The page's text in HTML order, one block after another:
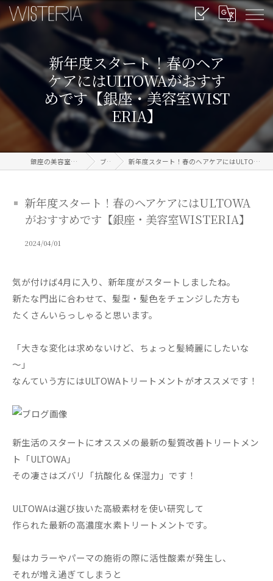
新年度スタート！春のヘア
ケアにはULTOWAがおすす
めです【銀座・美容室WIST
ERIA】
銀座の美容室なら信頼のWISTERIA ブログ 新年度スタート！春のヘアケアにはULTOWAがおすすめです【銀座・美容室WISTERIA】
新年度スタート！春のヘアケアにはULTOWA
がおすすめです【銀座・美容室WISTERIA】
2024/04/01
気が付けば4月に入り、新年度がスタートしましたね。
新たな門出に合わせて、髪型・髪色をチェンジした方も
たくさんいらっしゃると思います。
「大きな変化は求めないけど、ちょっと髪綺麗にしたいな
～」
なんていう方にはULTOWAトリートメントがオススメです！
新生活のスタートにオススメの最新の髪質改善トリートメン
ト「ULTOWA」
その凄さはズバリ「抗酸化 & 保湿力」です！
ULTOWAは選び抜いた高級素材を使い研究して
作られた最新の高濃度水素トリートメントです。
髪はカラーやパーマの施術の際に活性酸素が発生し、
それが増え過ぎてしまうと